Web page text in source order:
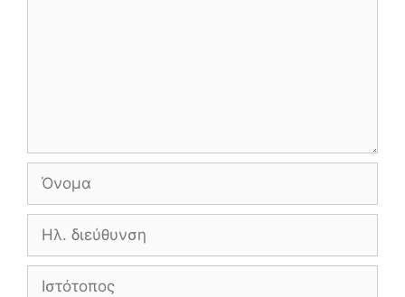
διεύθυνση